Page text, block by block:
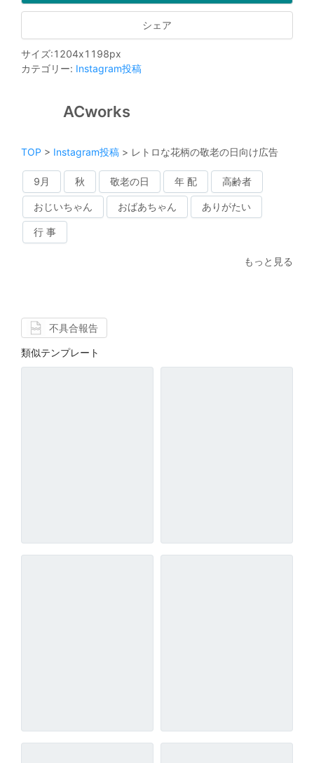
シェア
サイズ:1204x1198px
カテゴリー: Instagram投稿
ACworks
TOP > Instagram投稿 > レトロな花柄の敬老の日向け広告
9月 秋 敬老の日 年 配 高齢者
おじいちゃん おばあちゃん ありがたい
行 事
もっと見る
不具合報告
類似テンプレート